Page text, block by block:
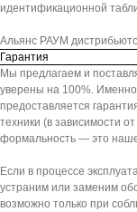
идентификационной
Альянс РАУМ
Гарантия
Мы предлагаем и
уверены на 100%.
предоставляется
техники (в зависимости
формальность — это
Если в процессе
устраним или заменим
возможно только при